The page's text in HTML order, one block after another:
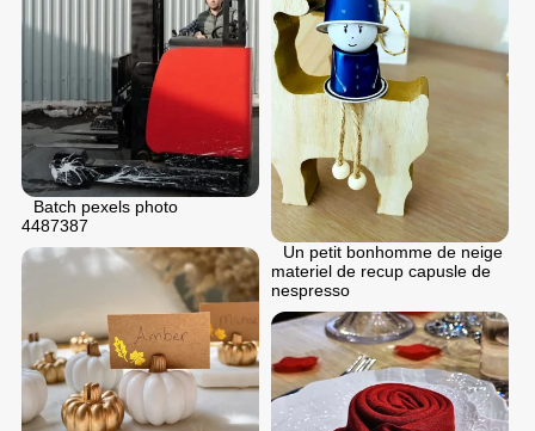
Batch pexels photo
4487387
Un petit bonhomme de neige
materiel de recup capusle de
nespresso